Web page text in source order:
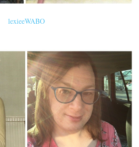
lexieeWABO